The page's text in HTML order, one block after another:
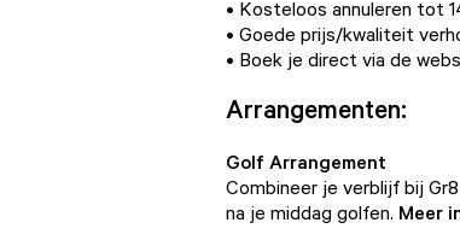
• Kosteloos annuleren tot
• Goede prijs/kwaliteit
• Boek je direct via de
Arrangementen:
Golf Arrangement
Combineer je verblijf bij
na je middag golfen. Meer